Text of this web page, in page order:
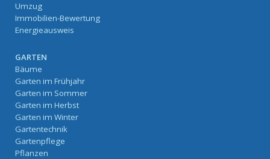
Umzug
Immobilien-Bewertung
Energieausweis
GARTEN
Bäume
Garten im Frühjahr
Garten im Sommer
Garten im Herbst
Garten im Winter
Gartentechnik
Gartenpflege
Pflanzen